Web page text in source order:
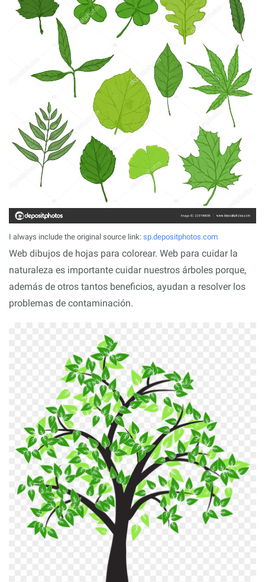
I always include the original source link: sp.depositphotos.com
Web dibujos de hojas para colorear. Web para cuidar la
naturaleza es importante cuidar nuestros árboles porque,
además de otros tantos beneficios, ayudan a resolver los
problemas de contaminación.